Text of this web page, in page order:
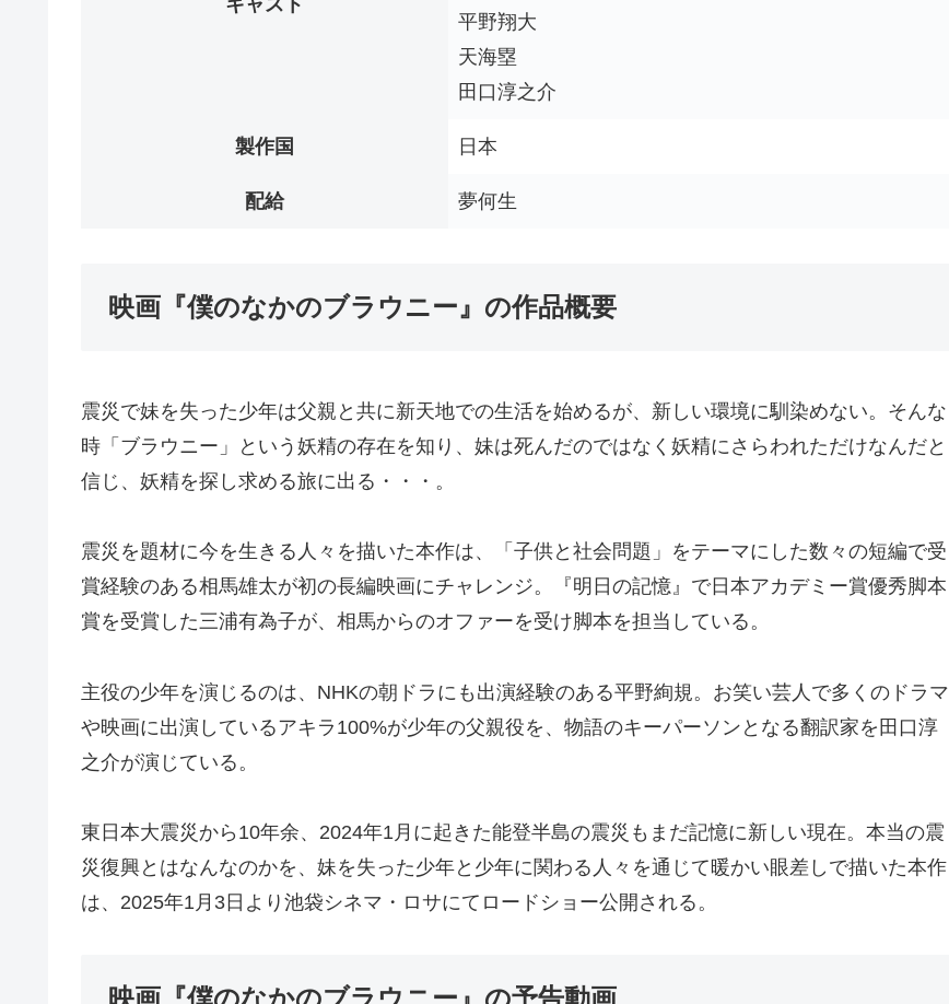
平野翔大
天海塁
田口淳之介
製作国 日本
配給 夢何生
映画『僕のなかのブラウニー』の作品概要
震災で妹を失った少年は父親と共に新天地での生活を始めるが、新しい環境に馴染めない。そんな
時「ブラウニー」という妖精の存在を知り、妹は死んだのではなく妖精にさらわれただけなんだと
信じ、妖精を探し求める旅に出る・・・。
震災を題材に今を生きる人々を描いた本作は、「子供と社会問題」をテーマにした数々の短編で受
賞経験のある相馬雄太が初の長編映画にチャレンジ。『明日の記憶』で日本アカデミー賞優秀脚本
賞を受賞した三浦有為子が、相馬からのオファーを受け脚本を担当している。
主役の少年を演じるのは、NHKの朝ドラにも出演経験のある平野絢規。お笑い芸人で多くのドラマ
や映画に出演しているアキラ100%が少年の父親役を、物語のキーパーソンとなる翻訳家を田口淳
之介が演じている。
東日本大震災から10年余、2024年1月に起きた能登半島の震災もまだ記憶に新しい現在。本当の震
災復興とはなんなのかを、妹を失った少年と少年に関わる人々を通じて暖かい眼差しで描いた本作
は、2025年1月3日より池袋シネマ・ロサにてロードショー公開される。